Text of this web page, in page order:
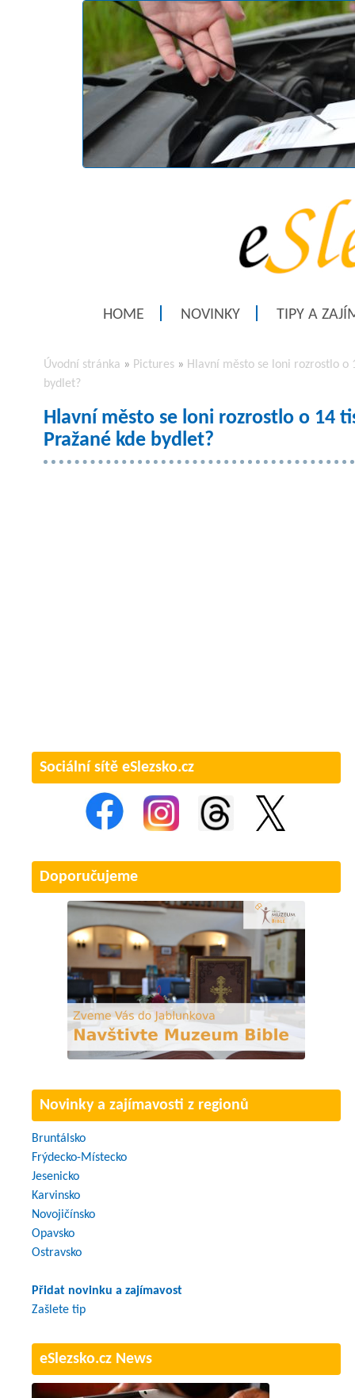
HOME NOVINKY TIPY A
Úvodní stránka » Pictures » Hlavní město se loni rozrostlo o
bydlet?
Hlavní město se loni rozrostlo o 14
Pražané kde bydlet?
Sociální sítě eSlezsko.cz
Doporučujeme
Novinky a zajímavosti z regionů
Bruntálsko
Frýdecko-Místecko
Jesenicko
Karvinsko
Novojičínsko
Opavsko
Ostravsko
Přidat novinku a zajímavost
Zašlete tip
eSlezsko.cz News